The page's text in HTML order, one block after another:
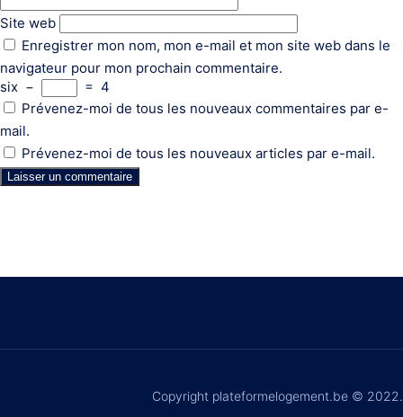
Site web
Enregistrer mon nom, mon e-mail et mon site web dans le
navigateur pour mon prochain commentaire.
six − = 4
Prévenez-moi de tous les nouveaux commentaires par e-
mail.
Prévenez-moi de tous les nouveaux articles par e-mail.
Copyright plateformelogement.be © 2022.